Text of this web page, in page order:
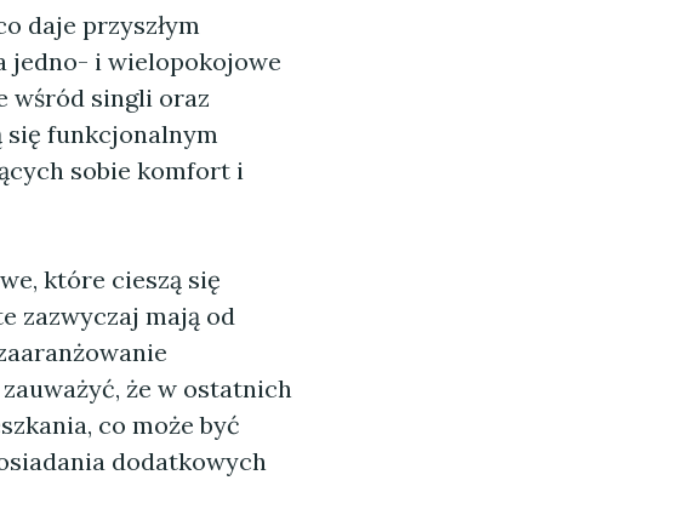
daje przyszłym
jedno- i wielopokojowe
wśród singli oraz
się funkcjonalnym
sobie komfort i
które cieszą się
zazwyczaj mają od
że w ostatnich
co może być
dodatkowych